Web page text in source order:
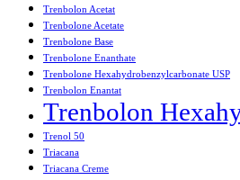
Trenbolon Acetat
Trenbolone Acetate
Trenbolone Base
Trenbolone Enanthate
Trenbolone Hexahydrobenzylcarbonate USP
Trenbolon Enantat
Trenbolon
Trenol 50
Triacana
Triacana Creme